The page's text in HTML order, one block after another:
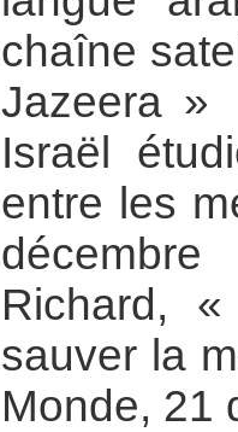
chaîne
Jazeera »
Israël
entre les
Richard,
sauver la
Monde, 21